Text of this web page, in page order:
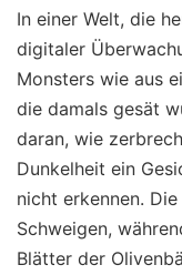
In einer Welt, die
digitaler
Monsters wie aus
die damals gesät
daran, wie
Dunkelheit ein
nicht erkennen.
Schweigen,
Blätter der